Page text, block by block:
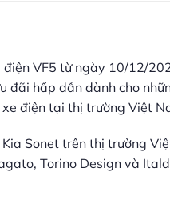
VF5 từ ngày 10/12/
đãi hấp dẫn dành cho
điện tại thị trường Việt
Sonet trên thị trường
Torino Design và